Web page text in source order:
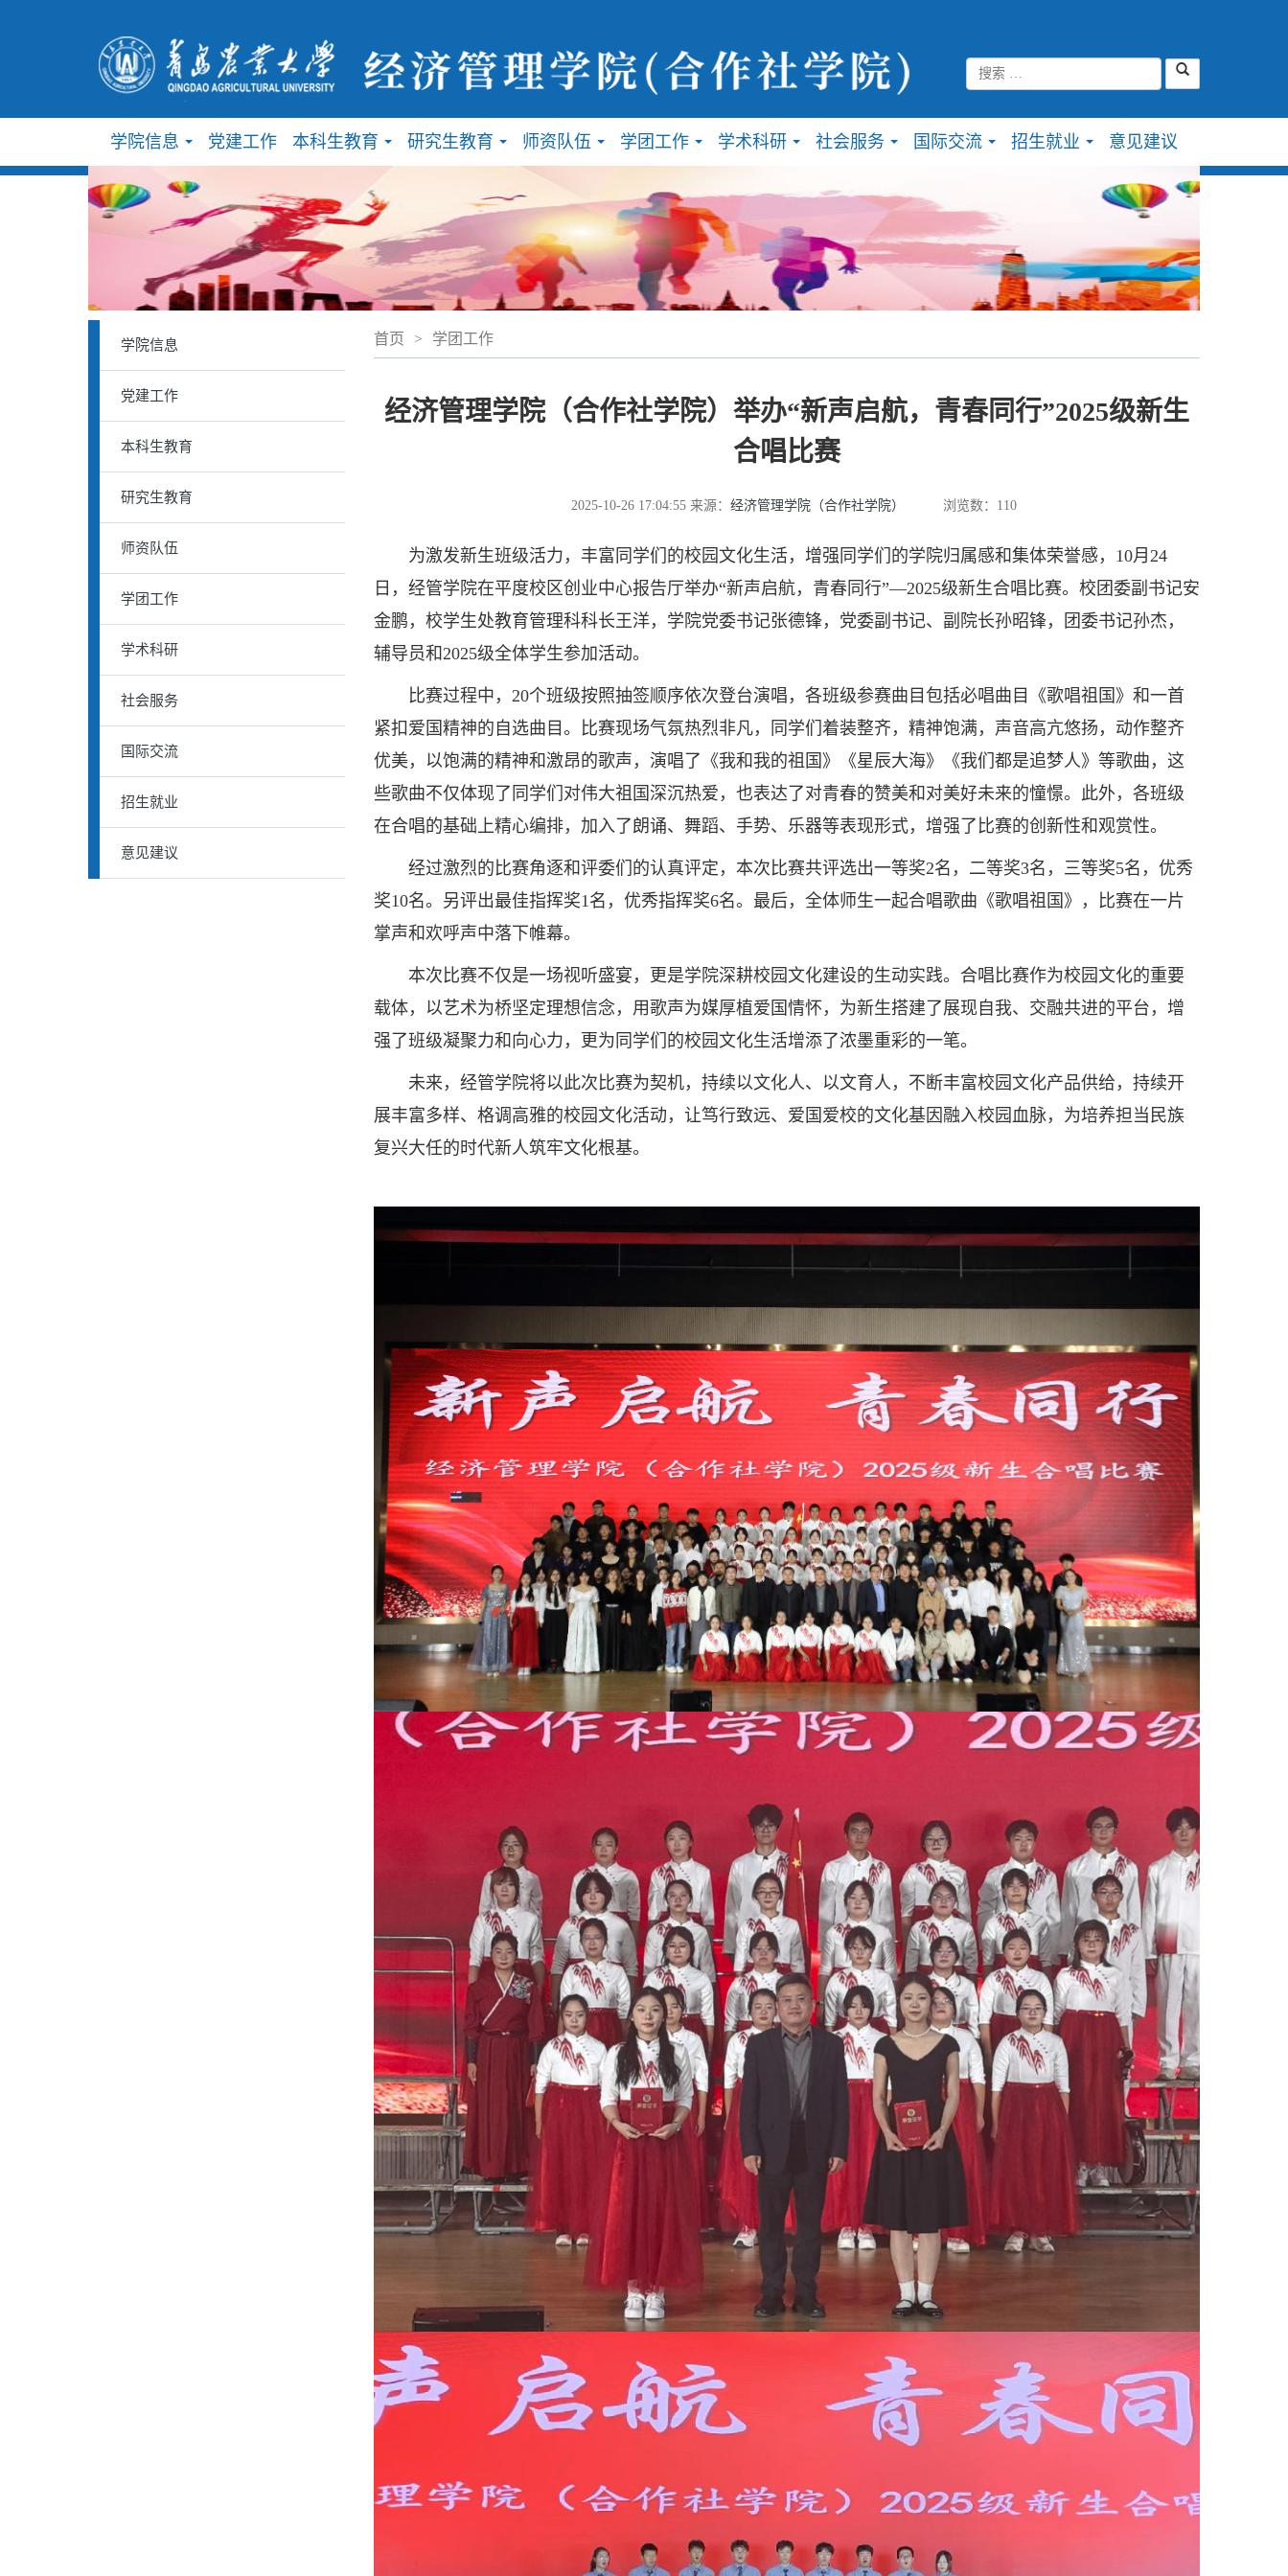
学院信息 党建工作 本科生教育 研究生教育 师资队伍 学团工作 学术科研 社会服务 国际交流 招生就业 意见建议
学院信息
党建工作
本科生教育
研究生教育
师资队伍
学团工作
学术科研
社会服务
国际交流
招生就业
意见建议
首页 > 学团工作
经济管理学院（合作社学院）举办“新声启航，青春同行”2025级新生
合唱比赛
2025-10-26 17:04:55 来源：经济管理学院（合作社学院） 浏览数： 110
为激发新生班级活力，丰富同学们的校园文化生活，增强同学们的学院归属感和集体荣誉感，10月24
日，经管学院在平度校区创业中心报告厅举办“新声启航，青春同行”—2025级新生合唱比赛。校团委副书记安
金鹏，校学生处教育管理科科长王洋，学院党委书记张德锋，党委副书记、副院长孙昭锋，团委书记孙杰，
辅导员和2025级全体学生参加活动。
比赛过程中，20个班级按照抽签顺序依次登台演唱，各班级参赛曲目包括必唱曲目《歌唱祖国》和一首
紧扣爱国精神的自选曲目。比赛现场气氛热烈非凡，同学们着装整齐，精神饱满，声音高亢悠扬，动作整齐
优美，以饱满的精神和激昂的歌声，演唱了《我和我的祖国》《星辰大海》《我们都是追梦人》等歌曲，这
些歌曲不仅体现了同学们对伟大祖国深沉热爱，也表达了对青春的赞美和对美好未来的憧憬。此外，各班级
在合唱的基础上精心编排，加入了朗诵、舞蹈、手势、乐器等表现形式，增强了比赛的创新性和观赏性。
经过激烈的比赛角逐和评委们的认真评定，本次比赛共评选出一等奖2名，二等奖3名，三等奖5名，优秀
奖10名。另评出最佳指挥奖1名，优秀指挥奖6名。最后，全体师生一起合唱歌曲《歌唱祖国》，比赛在一片
掌声和欢呼声中落下帷幕。
本次比赛不仅是一场视听盛宴，更是学院深耕校园文化建设的生动实践。合唱比赛作为校园文化的重要
载体，以艺术为桥坚定理想信念，用歌声为媒厚植爱国情怀，为新生搭建了展现自我、交融共进的平台，增
强了班级凝聚力和向心力，更为同学们的校园文化生活增添了浓墨重彩的一笔。
未来，经管学院将以此次比赛为契机，持续以文化人、以文育人，不断丰富校园文化产品供给，持续开
展丰富多样、格调高雅的校园文化活动，让笃行致远、爱国爱校的文化基因融入校园血脉，为培养担当民族
复兴大任的时代新人筑牢文化根基。